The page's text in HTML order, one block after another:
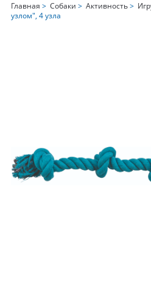
Главная > Собаки > Активность>
узлом", 4 узла